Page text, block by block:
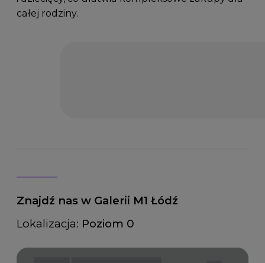
całej rodziny.
Znajdź nas w Galerii M1 Łódź
Lokalizacja: Poziom 0